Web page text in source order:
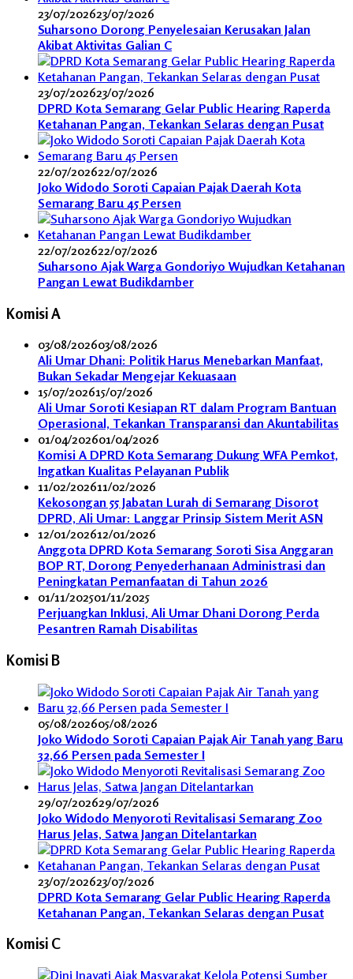
23/07/202623/07/2026
Suharsono Dorong Penyelesaian Kerusakan Jalan
Akibat Aktivitas Galian C
23/07/202623/07/2026
DPRD Kota Semarang Gelar Public Hearing Raperda
Ketahanan Pangan, Tekankan Selaras dengan Pusat
22/07/202622/07/2026
Joko Widodo Soroti Capaian Pajak Daerah Kota
Semarang Baru 45 Persen
22/07/202622/07/2026
Suharsono Ajak Warga Gondoriyo Wujudkan Ketahanan
Pangan Lewat Budikdamber
Komisi A
03/08/202603/08/2026
Ali Umar Dhani: Politik Harus Menebarkan Manfaat,
Bukan Sekadar Mengejar Kekuasaan
15/07/202615/07/2026
Ali Umar Soroti Kesiapan RT dalam Program Bantuan
Operasional, Tekankan Transparansi dan Akuntabilitas
01/04/202601/04/2026
Komisi A DPRD Kota Semarang Dukung WFA Pemkot,
Ingatkan Kualitas Pelayanan Publik
11/02/202611/02/2026
Kekosongan 55 Jabatan Lurah di Semarang Disorot
DPRD, Ali Umar: Langgar Prinsip Sistem Merit ASN
12/01/202612/01/2026
Anggota DPRD Kota Semarang Soroti Sisa Anggaran
BOP RT, Dorong Penyederhanaan Administrasi dan
Peningkatan Pemanfaatan di Tahun 2026
01/11/202501/11/2025
Perjuangkan Inklusi, Ali Umar Dhani Dorong Perda
Pesantren Ramah Disabilitas
Komisi B
05/08/202605/08/2026
Joko Widodo Soroti Capaian Pajak Air Tanah yang Baru
32,66 Persen pada Semester I
29/07/202629/07/2026
Joko Widodo Menyoroti Revitalisasi Semarang Zoo
Harus Jelas, Satwa Jangan Ditelantarkan
23/07/202623/07/2026
DPRD Kota Semarang Gelar Public Hearing Raperda
Ketahanan Pangan, Tekankan Selaras dengan Pusat
Komisi C